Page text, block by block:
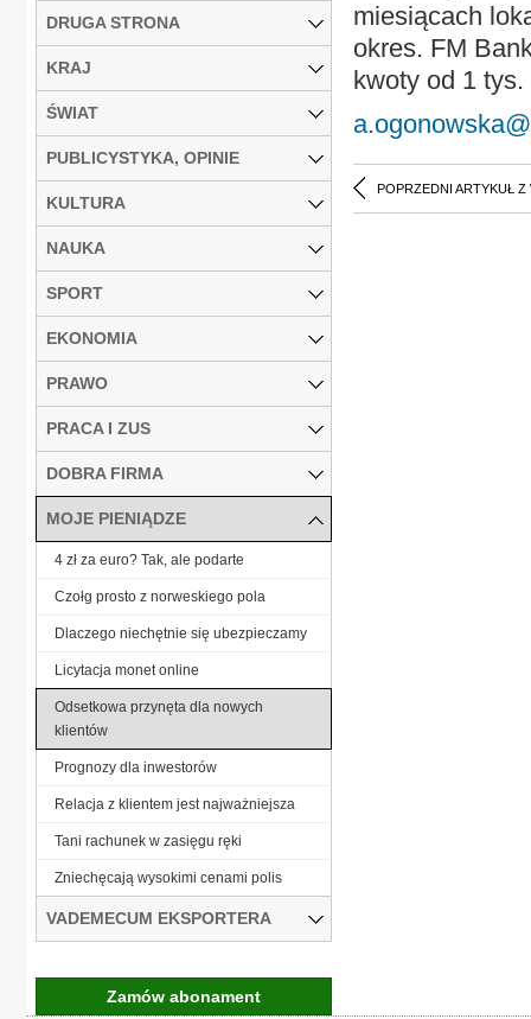
miesiącach
okres. FM
kwoty od 1 tys.
POPRZEDNI ARTYKUŁ Z
DRUGA STRONA
KRAJ
ŚWIAT
PUBLICYSTYKA, OPINIE
KULTURA
NAUKA
SPORT
EKONOMIA
PRAWO
PRACA I ZUS
DOBRA FIRMA
MOJE PIENIĄDZE
4 zł za euro? Tak, ale podarte
Czołg prosto z norweskiego pola
Dlaczego niechętnie się ubezpieczamy
Licytacja monet online
Odsetkowa przynęta dla nowych
klientów
Prognozy dla inwestorów
Relacja z klientem jest najważniejsza
Tani rachunek w zasięgu ręki
Zniechęcają wysokimi cenami polis
VADEMECUM EKSPORTERA
Zamów abonament